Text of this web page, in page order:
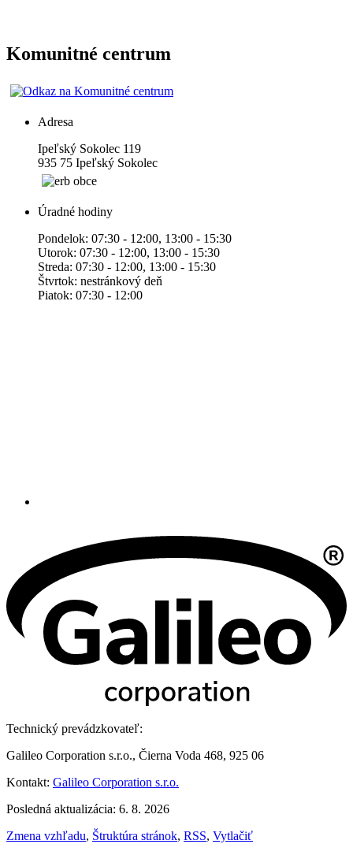
Komunitné centrum
Adresa
Ipeľský Sokolec 119
935 75 Ipeľský Sokolec
Úradné hodiny
Pondelok: 07:30 - 12:00, 13:00 - 15:30
Utorok: 07:30 - 12:00, 13:00 - 15:30
Streda: 07:30 - 12:00, 13:00 - 15:30
Štvrtok: nestránkový deň
Piatok: 07:30 - 12:00
Technický prevádzkovateľ:
Galileo Corporation s.r.o., Čierna Voda 468, 925 06
Kontakt: Galileo Corporation s.r.o.
Posledná aktualizácia: 6. 8. 2026
Zmena vzhľadu, Štruktúra stránok, RSS, Vytlačiť